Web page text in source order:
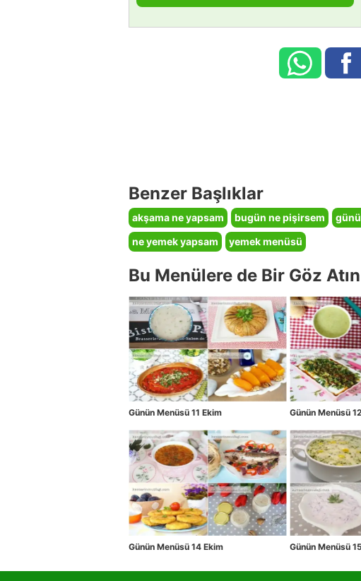
Benzer Başlıklar
akşama ne yapsam bugün ne pişirsem
ne yemek yapsam
yemek menüsü
Bu Menülere de Bir Göz Atın
Günün Menüsü 11 Ekim Günün Menüsü
Günün Menüsü 14 Ekim Günün Menüsü